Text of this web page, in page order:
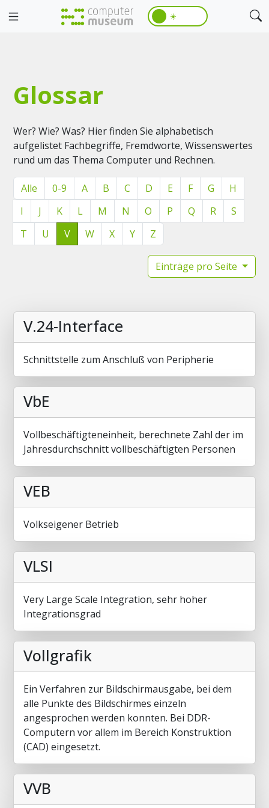
☀️
Glossar
Wer? Wie? Was? Hier finden Sie alphabetisch
aufgelistet Fachbegriffe, Fremdworte, Wissenswertes
rund um das Thema Computer und Rechnen.
Alle 0-9 A B C D E F G
H
I
J K L M N O P Q R
S
T
U V W X Y Z
Einträge pro Seite
V.24-Interface
Schnittstelle zum Anschluß von Peripherie
VbE
Vollbeschäftigteneinheit, berechnete Zahl der im
Jahresdurchschnitt vollbeschäftigten Personen
VEB
Volkseigener Betrieb
VLSI
Very Large Scale Integration, sehr hoher
Integrationsgrad
Vollgrafik
Ein Verfahren zur Bildschirmausgabe, bei dem
alle Punkte des Bildschirmes einzeln
angesprochen werden konnten. Bei DDR-
Computern vor allem im Bereich Konstruktion
(CAD) eingesetzt.
VVB